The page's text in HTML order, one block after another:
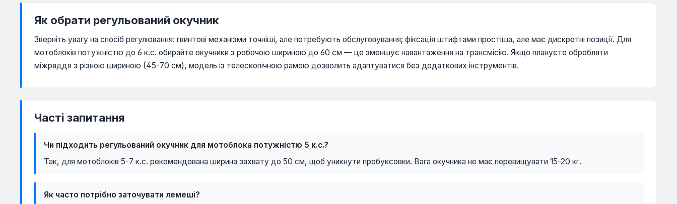
Як обрати регульований окучник
Зверніть увагу на спосіб регулювання: гвинтові механізми точніші, але потребують обслуговування; фіксація штифтами простіша, але має дискретні позиції. Для
мотоблоків потужністю до 6 к.с. обирайте окучники з робочою шириною до 60 см — це зменшує навантаження на трансмісію. Якщо плануєте обробляти
міжряддя з різною шириною (45-70 см), модель із телескопічною рамою дозволить адаптуватися без додаткових інструментів.
Часті запитання
Чи підходить регульований окучник для мотоблока потужністю 5 к.с.?
Так, для мотоблоків 5-7 к.с. рекомендована ширина захвату до 50 см, щоб уникнути пробуксовки. Вага окучника не має перевищувати 15-20 кг.
Як часто потрібно заточувати лемеші?